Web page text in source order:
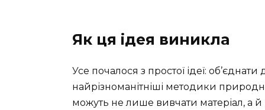
Як ця ідея виникла
Усе почалося з простої ідеї:
найрізноманітніші методики
можуть не лише вивчати матеріал, а